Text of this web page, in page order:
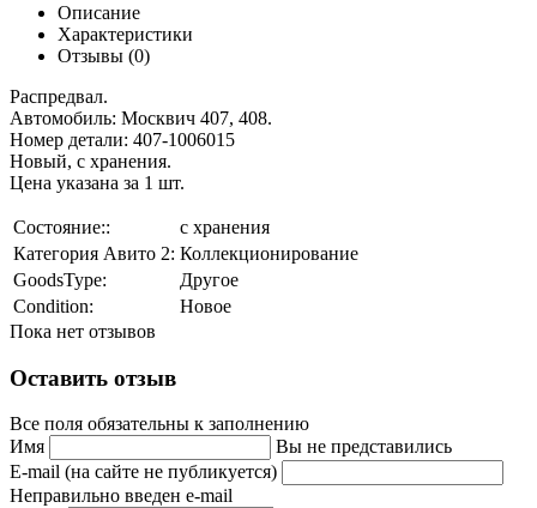
Описание
Характеристики
Отзывы (0)
Распредвал.
Автомобиль: Москвич 407, 408.
Номер детали: 407-1006015
Новый, с хранения.
Цена указана за 1 шт.
Состояние::
с хранения
Категория Авито 2: Коллекционирование
GoodsType:
Другое
Condition:
Новое
Пока нет отзывов
Оставить отзыв
Все поля обязательны к заполнению
Имя
Вы не представились
E-mail (на сайте не публикуется)
Неправильно введен e-mail